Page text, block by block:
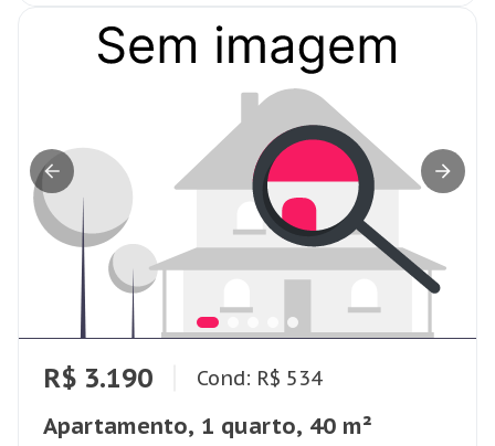
R$ 3.190 Cond: R$ 534
Apartamento, 1 quarto, 40 m²